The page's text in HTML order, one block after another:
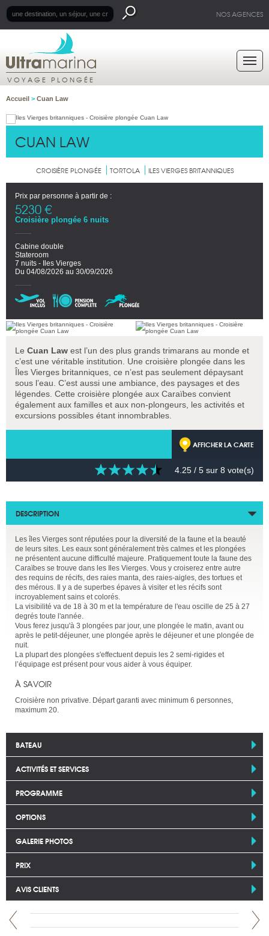
NOS AGENCES
VOYAGE PLONGÉE
Accueil > Cuan Law
CUAN LAW
CROISIÈRE PLONGÉE TORTOLA ILES VIERGES BRITANNIQUES
Prix par personne à partir de :
5230 €
Croisière plongée 6 nuits
Cabine double
Stateroom
7 nuits - Iles Vierges
Du 04/08/2026 au 30/09/2026
Le Cuan Law est l’un des plus grands trimarans au monde et
c’est une véritable institution. Une croisière plongée dans les
Îles Vierges britanniques, ce n’est pas seulement dépaysant
sous l’eau. C’est aussi une ambiance, des paysages et des
légendes. Cette croisière plongée aux Caraïbes convient
également aux familles et aux non-plongeurs, les activités et
excursions possibles étant innombrables.
AFFICHER LA CARTE
4.25 / 5 sur 8 vote(s)
DESCRIPTION
Les îles Vierges sont réputées pour la diversité de la faune et la beauté
de leurs sites. Les eaux sont généralement très calmes et les plongées
ne présentent aucune difficulté majeure. Pratiquement toute la faune des
Caraïbes se trouve dans les Iles Vierges. Vous y croiserez entre autre
des requins de récifs, des raies manta, des raies-aigles, des tortues et
des mérous. Il y a de superbes épaves à visiter et les récifs sont
incroyablement sains et colorés.
La visibilité va de 18 à 30 m et la température de l'eau oscille de 25 à 27
degrés toute l'année.
Vous ferez jusqu'à 3 plongées par jour, une plongée le matin, avant ou
après le petit-déjeuner, une plongée après le déjeuner et une plongée de
nuit.
La plupart des plongées s'effectuent depuis les 2 semi-rigides et
l’équipage est présent pour vous aider à vous équiper.
À SAVOIR
Croisière non privative. Départ garanti avec minimum 6 personnes,
maximum 20.
BATEAU
ACTIVITÉS ET SERVICES
PROGRAMME
OPTIONS
GALERIE PHOTOS
PRIX
AVIS CLIENTS